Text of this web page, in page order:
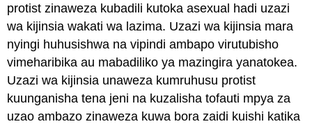
protist zinaweza kubadili kutoka asexual hadi uzazi
wa kijinsia wakati wa lazima. Uzazi wa kijinsia mara
nyingi huhusishwa na vipindi ambapo virutubisho
vimeharibika au mabadiliko ya mazingira yanatokea.
Uzazi wa kijinsia unaweza kumruhusu protist
kuunganisha tena jeni na kuzalisha tofauti mpya za
uzao ambazo zinaweza kuwa bora zaidi kuishi katika